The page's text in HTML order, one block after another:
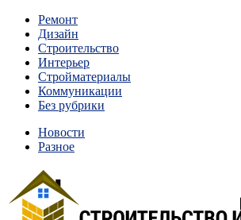
Перейти
содержимому
Ремонт
Дизайн
Строительство
Интерьер
Стройматериалы
Коммуникации
Без рубрики
Новости
Разное